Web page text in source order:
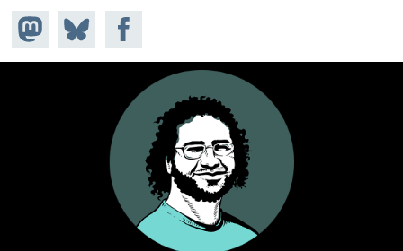
Share on
Mastodon
Share
on
Bluesky
Share on
Facebook